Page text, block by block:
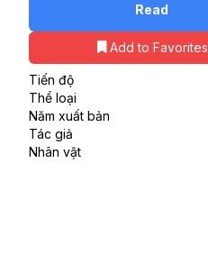
Read
Add to Favorites
Tiến độ
Thể loại
Năm xuất bản
Tác giả
Nhân vật